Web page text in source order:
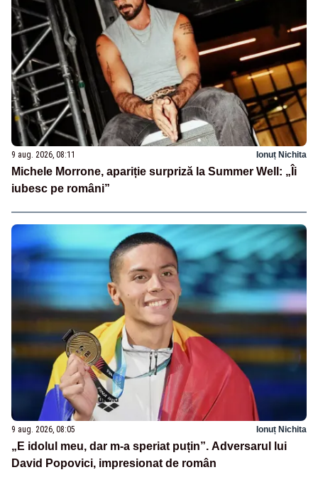
9 aug. 2026, 08:11 Ionuț Nichita
Michele Morrone, apariție surpriză la Summer Well: „Îi
iubesc pe români”
9 aug. 2026, 08:05 Ionuț Nichita
„E idolul meu, dar m-a speriat puțin”. Adversarul lui
David Popovici, impresionat de român